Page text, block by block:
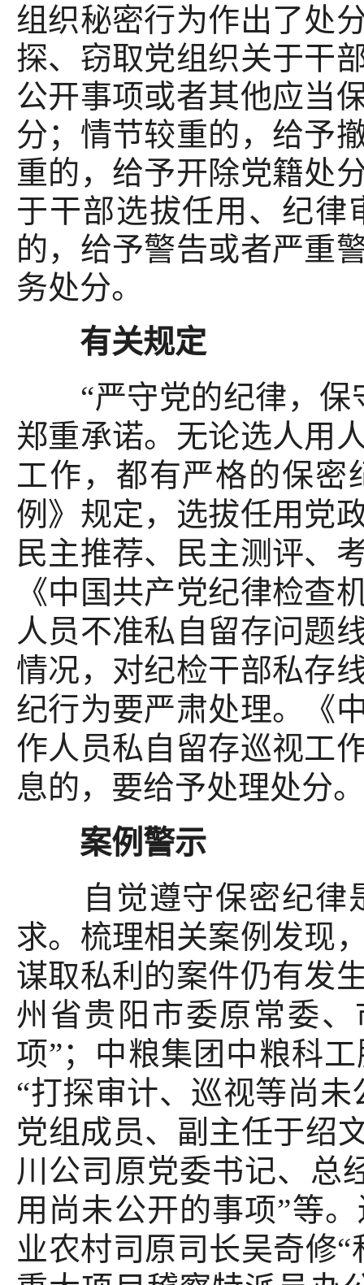
组织秘密行为作出了处
探、窃取党组织关于干
公开事项或者其他应当
分；情节较重的，给予
重的，给予开除党籍处
于干部选拔任用、纪律
的，给予警告或者严重
务处分。
有关规定
“严守党的纪律，保
郑重承诺。无论选人用
工作，都有严格的保
例》规定，选拔任用党
民主推荐、民主测评、
《中国共产党纪律检查
人员不准私自留存问题
情况，对纪检干部私存
纪行为要严肃处理。《
作人员私自留存巡视工
息的，要给予处理处分。
案例警示
自觉遵守保密纪律是
求。梳理相关案例发现
谋取私利的案件仍有发
州省贵阳市委原常委
项”；中粮集团中粮科
“打探审计、巡视等尚
党组成员、副主任于绍
川公司原党委书记、总
用尚未公开的事项”等
业农村司原司长吴奇修